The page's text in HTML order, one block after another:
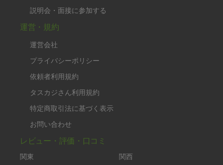
説明会・面接に参加する
運営・規約
運営会社
プライバシーポリシー
依頼者利用規約
タスカジさん利用規約
特定商取引法に基づく表示
お問い合わせ
レビュー・評価・口コミ
関東
関西